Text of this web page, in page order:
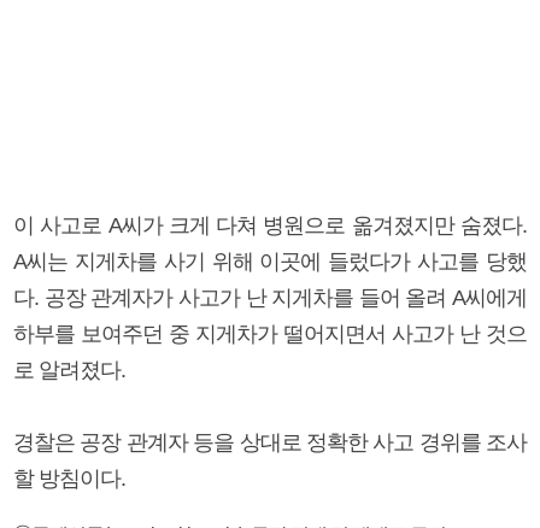
이 사고로 A씨가 크게 다쳐 병원으로 옮겨졌지만 숨졌다.
A씨는 지게차를 사기 위해 이곳에 들렀다가 사고를 당했
다. 공장 관계자가 사고가 난 지게차를 들어 올려 A씨에게
하부를 보여주던 중 지게차가 떨어지면서 사고가 난 것으
로 알려졌다.
경찰은 공장 관계자 등을 상대로 정확한 사고 경위를 조사
할 방침이다.